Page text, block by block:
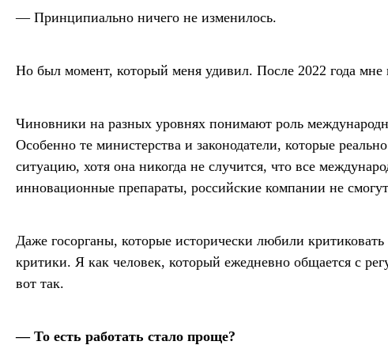
— Принципиально ничего не изменилось.
Но был момент, который меня удивил. После 2022 года мне
Чиновники на разных уровнях понимают роль
Особенно те министерства и законодатели, которые
ситуацию, хотя она никогда не случится, что все
инновационные препараты, российские компании не
Даже госорганы, которые исторически любили
критики. Я как человек, который ежедневно общается с
вот так.
— То есть работать стало проще?